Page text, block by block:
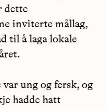
dette
inviterte mållag,
til å laga lokale
ung og fersk, og
hadde hatt